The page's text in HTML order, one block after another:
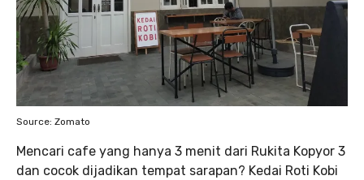
Source: Zomato
Mencari cafe yang hanya 3 menit dari Rukita Kopyor 3
dan cocok dijadikan tempat sarapan? Kedai Roti Kobi